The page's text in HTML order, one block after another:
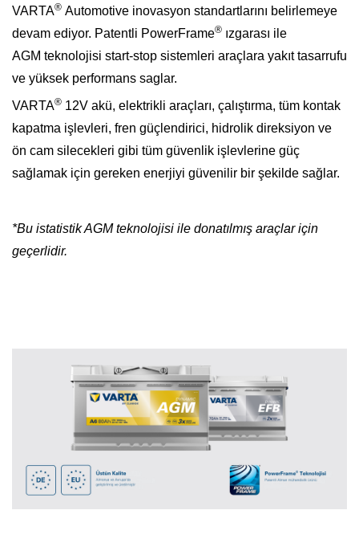
VARTA® Automotive inovasyon standartlarını belirlemeye
devam ediyor. Patentli PowerFrame® ızgarası ile
AGM teknolojisi start-stop sistemleri araçlara yakıt tasarrufu
ve yüksek performans saglar.
VARTA® 12V akü, elektrikli araçları, çalıştırma, tüm kontak
kapatma işlevleri, fren güçlendirici, hidrolik direksiyon ve
ön cam silecekleri gibi tüm güvenlik işlevlerine güç
sağlamak için gereken enerjiyi güvenilir bir şekilde sağlar.
*Bu istatistik AGM teknolojisi ile donatılmış araçlar için
geçerlidir.